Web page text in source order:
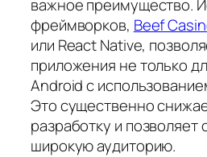
важное преимущество.
фреймворков, Beef
или React Native,
приложения не только
Android с
Это существенно
разработку и позволяет
широкую аудиторию.